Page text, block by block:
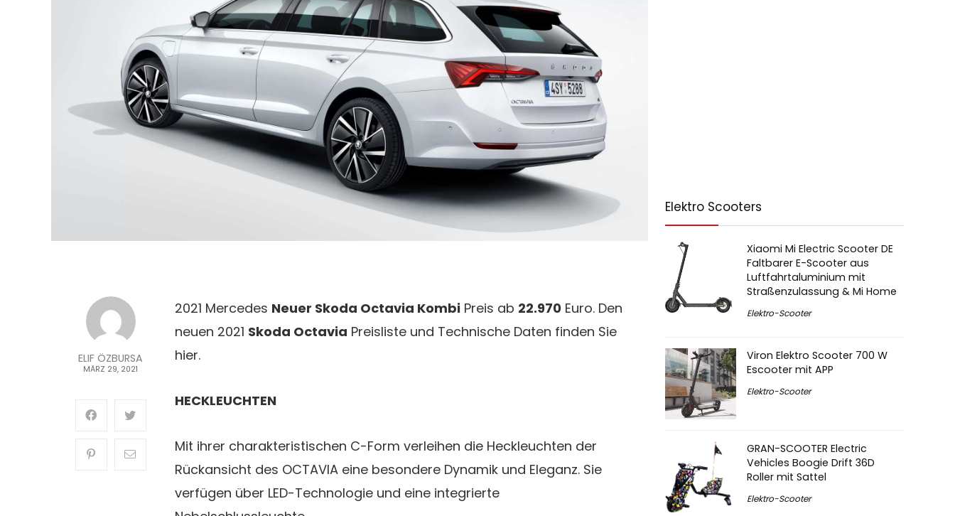
ELIF ÖZBURSA
MÄRZ 29, 2021
2021 Mercedes Neuer Skoda Octavia KombiPreis ab 22.970 Euro. Den
neuen 2021 Skoda Octavia Preisliste und Technische Daten finden Sie
hier.
HECKLEUCHTEN
Mit ihrer charakteristischen C-Form verleihen die Heckleuchten der
Rückansicht des OCTAVIA eine besondere Dynamik und Eleganz. Sie
verfügen über LED-Technologie und eine integrierte
Elektro Scooters
Xiaomi Mi Electric Scooter DE
Faltbarer E-Scooter aus
Luftfahrtaluminium mit
Straßenzulassung & Mi Home
Elektro-Scooter
Viron Elektro Scooter 700 W
Escooter mit APP
Elektro-Scooter
GRAN-SCOOTER Electric
Vehicles Boogie Drift 36D
Roller mit Sattel
Elektro-Scooter